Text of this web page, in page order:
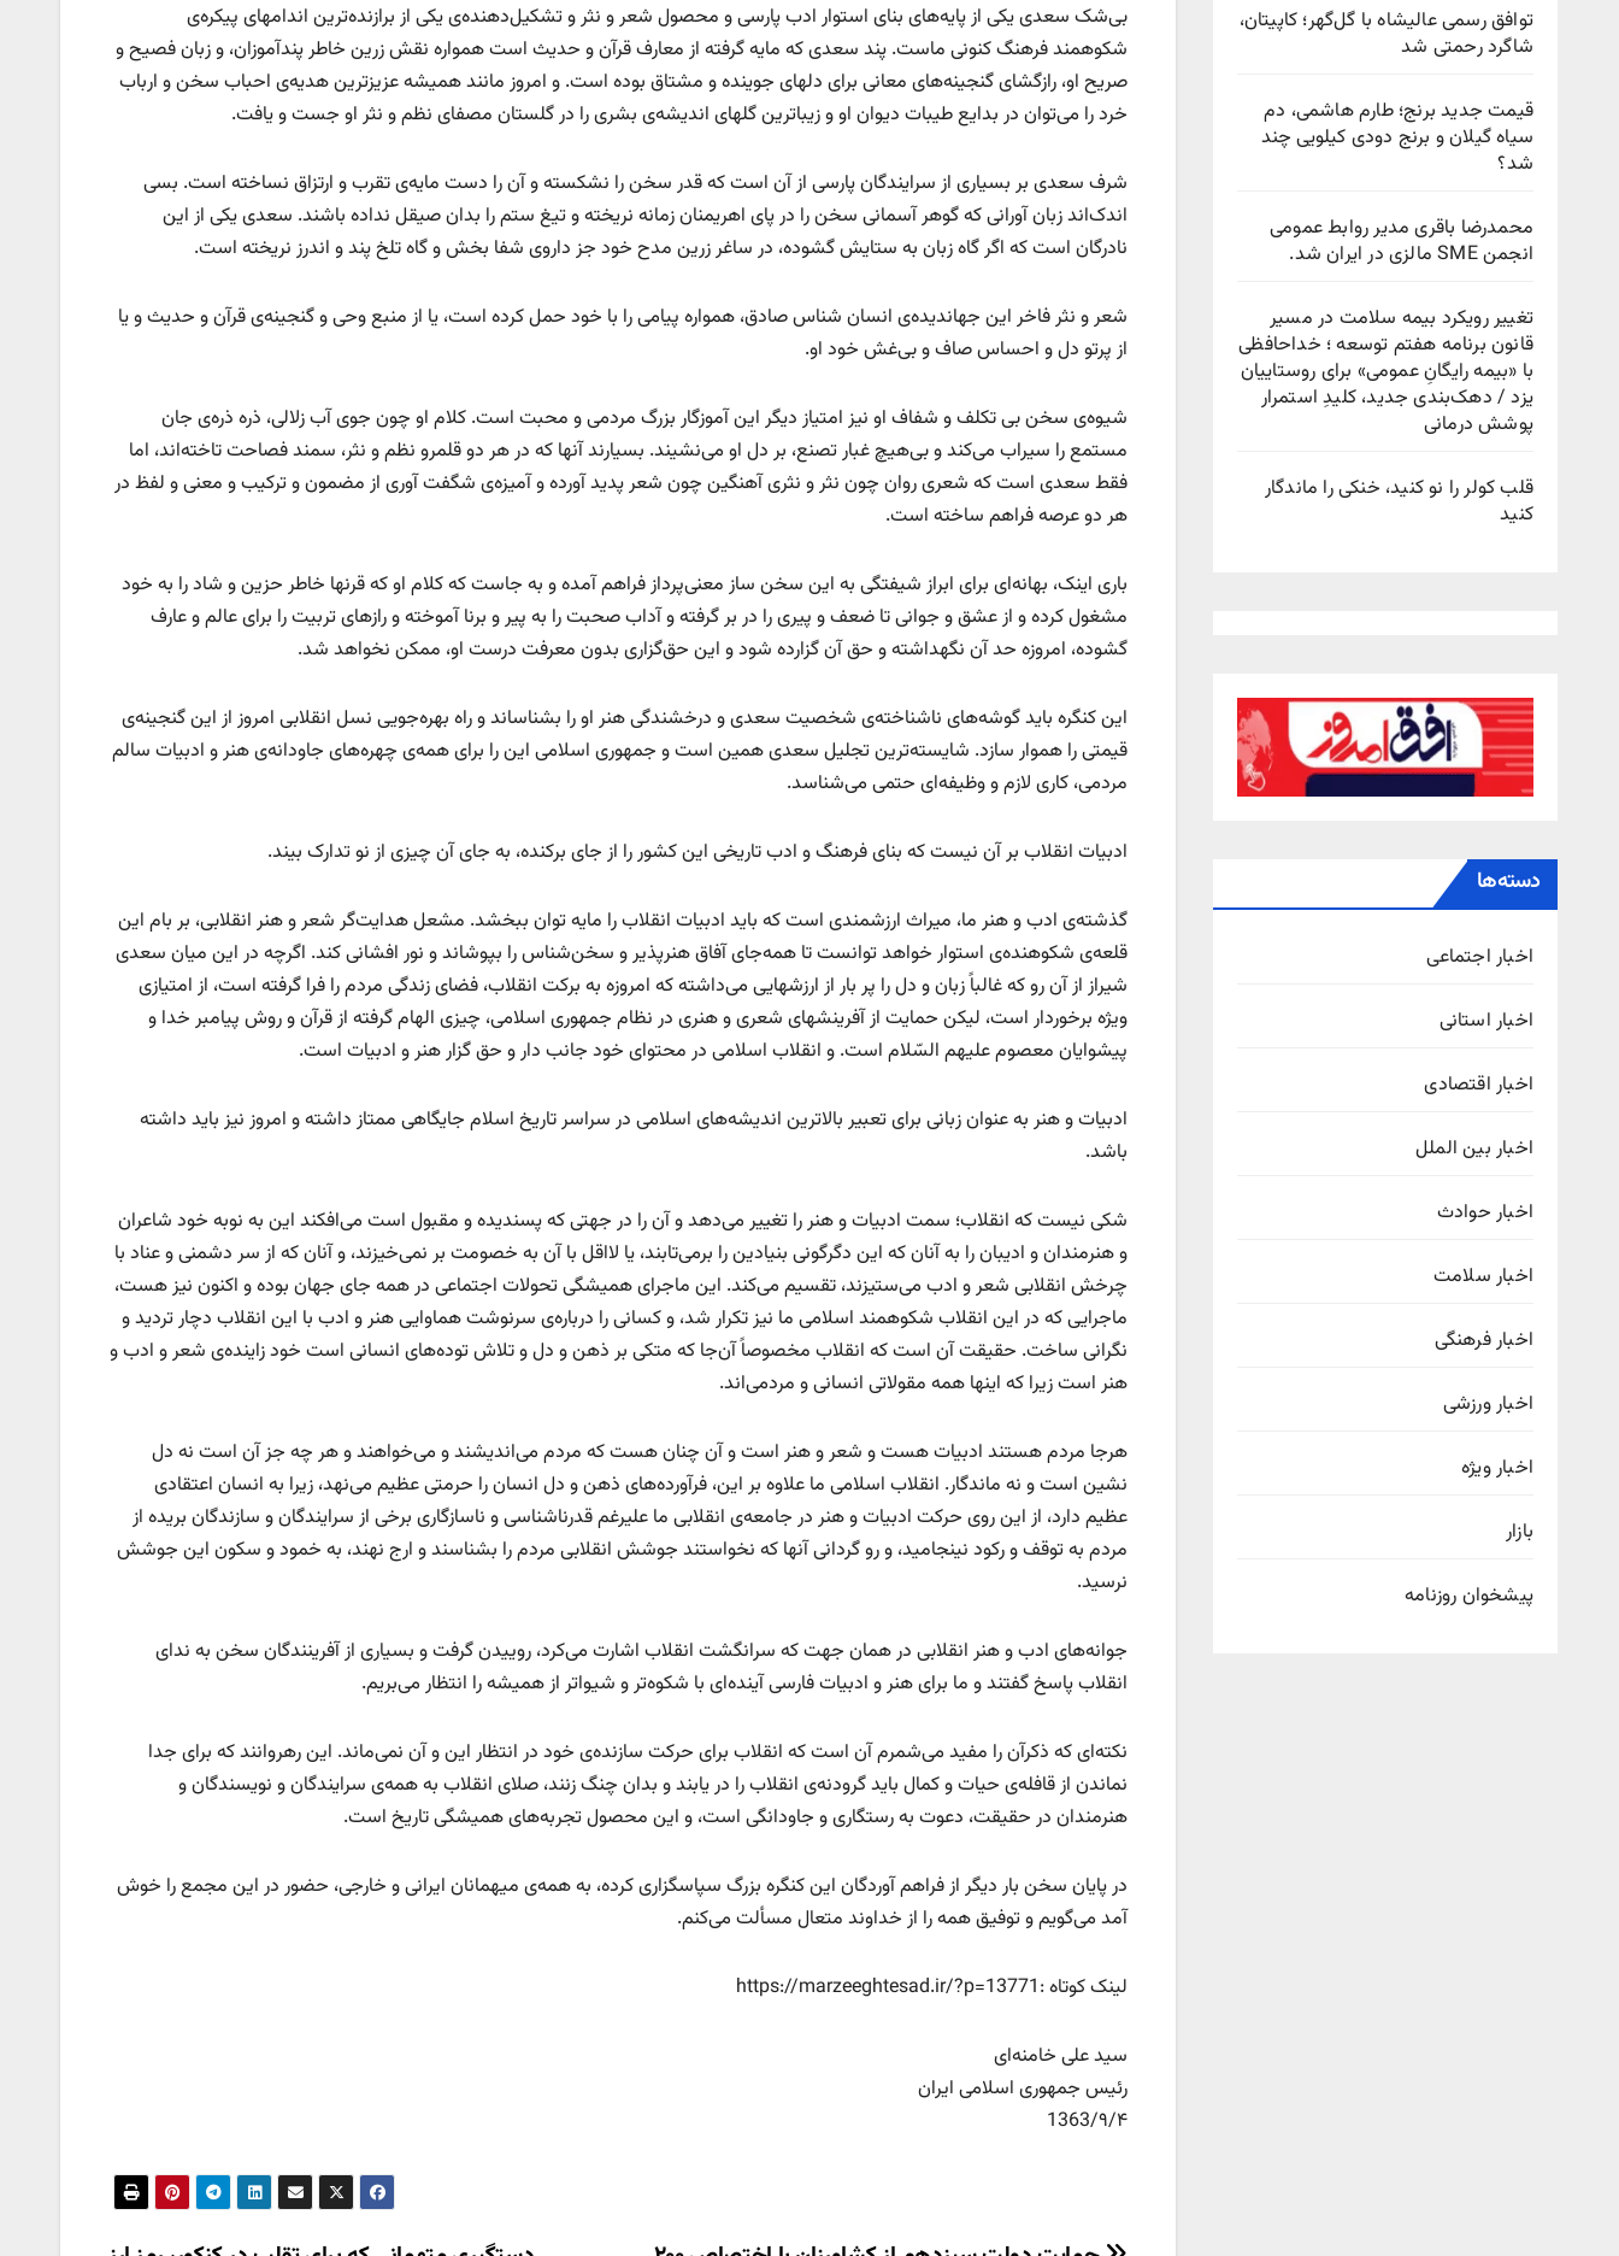
توافق رسمی عالیشاه با گل‌گهر؛ کاپیتان،
شاگرد رحمتی شد
قیمت جدید برنج؛ طارم هاشمی، دم
سیاه گیلان و برنج دودی کیلویی چند
شد؟
محمدرضا باقری مدیر روابط عمومی
انجمن SME مالزی در ایران شد.
تغییر رویکرد بیمه سلامت در مسیر
قانون برنامه هفتم توسعه ؛ خداحافظی
با «بیمه رایگانِ عمومی» برای روستاییان
یزد / دهک‌بندی جدید، کلیدِ استمرار
پوشش درمانی
قلب کولر را نو کنید، خنکی را ماندگار
کنید
دسته‌ها
اخبار اجتماعی
اخبار استانی
اخبار اقتصادی
اخبار بین الملل
اخبار حوادث
اخبار سلامت
اخبار فرهنگی
اخبار ورزشی
اخبار ویژه
بازار
پیشخوان روزنامه
بی‌شک سعدی یکی از پایه‌های بنای استوار ادب پارسی و محصول شعر و نثر و تشکیل‌دهنده‌ی یکی از برازنده‌ترین اندامهای پیکره‌ی
شکوهمند فرهنگ کنونی ماست. پند سعدی که مایه گرفته از معارف قرآن و حدیث است همواره نقش زرین خاطر پندآموزان، و زبان فصیح و
صریح او، رازگشای گنجینه‌های معانی برای دلهای جوینده و مشتاق بوده است. و امروز مانند همیشه عزیزترین هدیه‌ی احباب سخن و ارباب
خرد را می‌توان در بدایع طیبات دیوان او و زیباترین گلهای اندیشه‌ی بشری را در گلستان مصفای نظم و نثر او جست و یافت.
شرف سعدی بر بسیاری از سرایندگان پارسی از آن است که قدر سخن را نشکسته و آن را دست مایه‌ی تقرب و ارتزاق نساخته است. بسی
اندک‌اند زبان آورانی که گوهر آسمانی سخن را در پای اهریمنان زمانه نریخته و تیغ ستم را بدان صیقل نداده باشند. سعدی یکی از این
نادرگان است که اگر گاه زبان به ستایش گشوده، در ساغر زرین مدح خود جز داروی شفا بخش و گاه تلخ پند و اندرز نریخته است.
شعر و نثر فاخر این جهاندیده‌ی انسان شناس صادق، همواره پیامی را با خود حمل کرده است، یا از منبع وحی و گنجینه‌ی قرآن و حدیث و یا
از پرتو دل و احساس صاف و بی‌غش خود او.
شیوه‌ی سخن بی تکلف و شفاف او نیز امتیاز دیگر این آموزگار بزرگ مردمی و محبت است. کلام او چون جوی آب زلالی، ذره ذره‌ی جان
مستمع را سیراب می‌کند و بی‌هیچ غبار تصنع، بر دل او می‌نشیند. بسیارند آنها که در هر دو قلمرو نظم و نثر، سمند فصاحت تاخته‌اند، اما
فقط سعدی است که شعری روان چون نثر و نثری آهنگین چون شعر پدید آورده و آمیزه‌ی شگفت آوری از مضمون و ترکیب و معنی و لفظ در
هر دو عرصه فراهم ساخته است.
باری اینک، بهانه‌ای برای ابراز شیفتگی به این سخن ساز معنی‌پرداز فراهم آمده و به جاست که کلام او که قرنها خاطر حزین و شاد را به خود
مشغول کرده و از عشق و جوانی تا ضعف و پیری را در بر گرفته و آداب صحبت را به پیر و برنا آموخته و رازهای تربیت را برای عالم و عارف
گشوده، امروزه حد آن نگهداشته و حق آن گزارده شود و این حق‌گزاری بدون معرفت درست او، ممکن نخواهد شد.
این کنگره باید گوشه‌های ناشناخته‌ی شخصیت سعدی و درخشندگی هنر او را بشناساند و راه بهره‌جویی نسل انقلابی امروز از این گنجینه‌ی
قیمتی را هموار سازد. شایسته‌ترین تجلیل سعدی همین است و جمهوری اسلامی این را برای همه‌ی چهره‌های جاودانه‌ی هنر و ادبیات سالم
مردمی، کاری لازم و وظیفه‌ای حتمی می‌شناسد.
ادبیات انقلاب بر آن نیست که بنای فرهنگ و ادب تاریخی این کشور را از جای برکنده، به جای آن چیزی از نو تدارک بیند.
گذشته‌ی ادب و هنر ما، میراث ارزشمندی است که باید ادبیات انقلاب را مایه توان ببخشد. مشعل هدایت‌گر شعر و هنر انقلابی، بر بام این
قلعه‌ی شکوهنده‌ی استوار خواهد توانست تا همه‌جای آفاق هنرپذیر و سخن‌شناس را بپوشاند و نور افشانی کند. اگرچه در این میان سعدی
شیراز از آن رو که غالباً زبان و دل را پر بار از ارزشهایی می‌داشته که امروزه به برکت انقلاب، فضای زندگی مردم را فرا گرفته است، از امتیازی
ویژه برخوردار است، لیکن حمایت از آفرینشهای شعری و هنری در نظام جمهوری اسلامی، چیزی الهام گرفته از قرآن و روش پیامبر خدا و
پیشوایان معصوم علیهم السّلام است. و انقلاب اسلامی در محتوای خود جانب دار و حق گزار هنر و ادبیات است.
ادبیات و هنر به عنوان زبانی برای تعبیر بالاترین اندیشه‌های اسلامی در سراسر تاریخ اسلام جایگاهی ممتاز داشته و امروز نیز باید داشته
باشد.
شکی نیست که انقلاب؛ سمت ادبیات و هنر را تغییر می‌دهد و آن را در جهتی که پسندیده و مقبول است می‌افکند این به نوبه خود شاعران
و هنرمندان و ادیبان را به آنان که این دگرگونی بنیادین را برمی‌تابند، یا لااقل با آن به خصومت بر نمی‌خیزند، و آنان که از سر دشمنی و عناد با
چرخش انقلابی شعر و ادب می‌ستیزند، تقسیم می‌کند. این ماجرای همیشگی تحولات اجتماعی در همه جای جهان بوده و اکنون نیز هست،
ماجرایی که در این انقلاب شکوهمند اسلامی ما نیز تکرار شد، و کسانی را درباره‌ی سرنوشت هماوایی هنر و ادب با این انقلاب دچار تردید و
نگرانی ساخت. حقیقت آن است که انقلاب مخصوصاً آن‌جا که متکی بر ذهن و دل و تلاش توده‌های انسانی است خود زاینده‌ی شعر و ادب و
هنر است زیرا که اینها همه مقولاتی انسانی و مردمی‌اند.
هرجا مردم هستند ادبیات هست و شعر و هنر است و آن چنان هست که مردم می‌اندیشند و می‌خواهند و هر چه جز آن است نه دل
نشین است و نه ماندگار. انقلاب اسلامی ما علاوه بر این، فرآورده‌های ذهن و دل انسان را حرمتی عظیم می‌نهد، زیرا به انسان اعتقادی
عظیم دارد، از این روی حرکت ادبیات و هنر در جامعه‌ی انقلابی ما علیرغم قدرناشناسی و ناسازگاری برخی از سرایندگان و سازندگان بریده از
مردم به توقف و رکود نینجامید، و رو گردانی آنها که نخواستند جوشش انقلابی مردم را بشناسند و ارج نهند، به خمود و سکون این جوشش
نرسید.
جوانه‌های ادب و هنر انقلابی در همان جهت که سرانگشت انقلاب اشارت می‌کرد، روییدن گرفت و بسیاری از آفرینندگان سخن به ندای
انقلاب پاسخ گفتند و ما برای هنر و ادبیات فارسی آینده‌ای با شکوه‌تر و شیواتر از همیشه را انتظار می‌بریم.
نکته‌ای که ذکرآن را مفید می‌شمرم آن است که انقلاب برای حرکت سازنده‌ی خود در انتظار این و آن نمی‌ماند. این رهروانند که برای جدا
نماندن از قافله‌ی حیات و کمال باید گرودنه‌ی انقلاب را در یابند و بدان چنگ زنند، صلای انقلاب به همه‌ی سرایندگان و نویسندگان و
هنرمندان در حقیقت، دعوت به رستگاری و جاودانگی است، و این محصول تجربه‌های همیشگی تاریخ است.
در پایان سخن بار دیگر از فراهم آوردگان این کنگره بزرگ سپاسگزاری کرده، به همه‌ی میهمانان ایرانی و خارجی، حضور در این مجمع را خوش
آمد می‌گویم و توفیق همه را از خداوند متعال مسألت می‌کنم.
لینک کوتاه :https://marzeeghtesad.ir/?p=13771
سید علی خامنه‌ای
رئیس جمهوری اسلامی ایران
1363/۹/۴